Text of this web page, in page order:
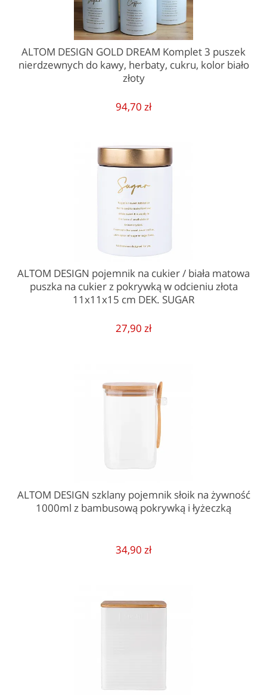
ALTOM DESIGN GOLD DREAM Komplet 3 puszek
nierdzewnych do kawy, herbaty, cukru, kolor biało
złoty
94,70 zł
ALTOM DESIGN pojemnik na cukier / biała matowa
puszka na cukier z pokrywką w odcieniu złota
11x11x15 cm DEK. SUGAR
27,90 zł
ALTOM DESIGN szklany pojemnik słoik na żywność
1000ml z bambusową pokrywką i łyżeczką
34,90 zł